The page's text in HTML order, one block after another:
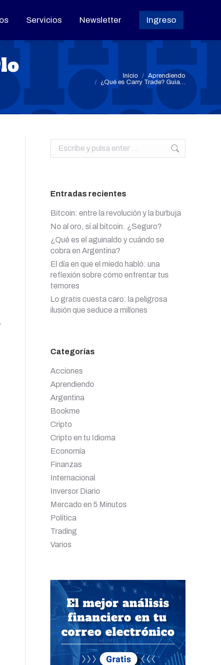
Servicios Newsletter Ingreso
Estás aquí: Inicio
Aprendiendo
¿Qué es Carry Trade? Guia…
Buscar:
Entradas recientes
Bitcoin: entre la revolución y la burbuja
No al oro, sí al bitcoin. ¿Seguro?
¿Qué es el aguinaldo y cuándo se
cobra en Argentina?
El día en que el miedo habló: una
reflexión sobre cómo enfrentar tus
temores
Lo gratis cuesta caro: la peligrosa
ilusión que seduce a millones
Categorías
Acciones
Aprendiendo
Argentina
Bookme
Cripto
Cripto en tu Idioma
Economía
Finanzas
Internacional
Inversor Diario
Mercado en 5 Minutos
Política
Trading
Varios
Servicios Newsletter Ingreso